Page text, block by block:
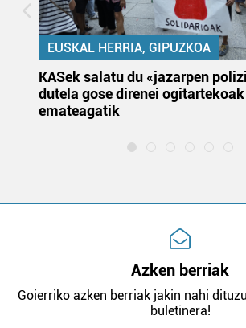
EUSKAL HERRIA, GIPUZKOA
KASek salatu du «jazarpen
dutela gose direnei ogitartekoak
emateagatik
Azken berriak
Goierriko azken berriak jakin nahi
buletinera!